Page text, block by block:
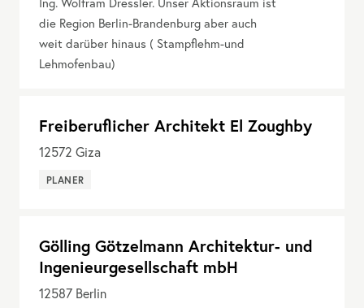
die Region Berlin-Brandenburg aber auch
weit darüber hinaus ( Stampflehm-und
Lehmofenbau)
Freiberuflicher Architekt El Zoughby
12572 Giza
PLANER
Gölling Götzelmann Architektur- und
Ingenieurgesellschaft mbH
12587 Berlin